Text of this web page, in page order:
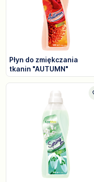
Płyn do zmiękczania
tkanin "AUTUMN"